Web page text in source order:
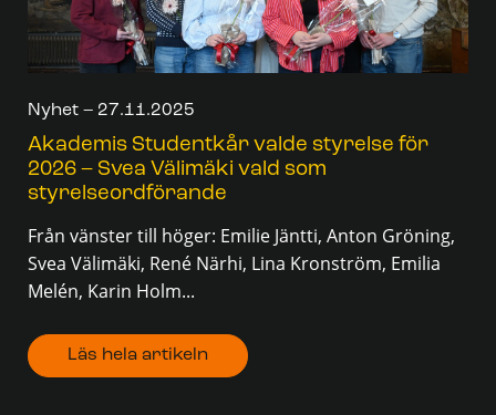
Nyhet – 27.11.2025
Akademis Studentkår valde styrelse för
2026 – Svea Välimäki vald som
styrelseordförande
Från vänster till höger: Emilie Jäntti, Anton Gröning,
Svea Välimäki, René Närhi, Lina Kronström, Emilia
Melén, Karin Holm...
Läs hela artikeln